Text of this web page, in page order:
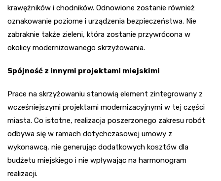
krawężników i chodników. Odnowione zostanie również
oznakowanie poziome i urządzenia bezpieczeństwa. Nie
zabraknie także zieleni, która zostanie przywrócona w
okolicy modernizowanego skrzyżowania.
Spójność z innymi projektami miejskimi
Prace na skrzyżowaniu stanowią element zintegrowany z
wcześniejszymi projektami modernizacyjnymi w tej części
miasta. Co istotne, realizacja poszerzonego zakresu robót
odbywa się w ramach dotychczasowej umowy z
wykonawcą, nie generując dodatkowych kosztów dla
budżetu miejskiego i nie wpływając na harmonogram
realizacji.